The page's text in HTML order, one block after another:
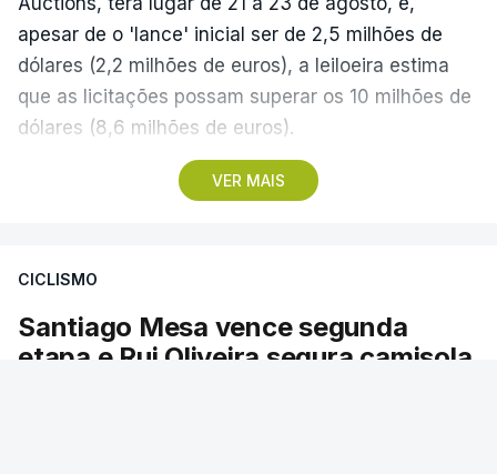
VER MAIS
apesar de o 'lance' inicial ser de 2,5 milhões de
dólares (2,2 milhões de euros), a leiloeira estima
que as licitações possam superar os 10 milhões de
dólares (8,6 milhões de euros).
A camisola utilizada pelo astro argentino durante
1986, na Cidade do México, foi vendida por um
valor recorde de 9,3 milhões de dólares (oito
milhões de euros) em 2022.
CICLISMO
Santiago Mesa vence segunda
etapa e Rui Oliveira segura camisola